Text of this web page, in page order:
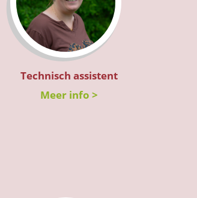
Technisch assistent
Meer info >